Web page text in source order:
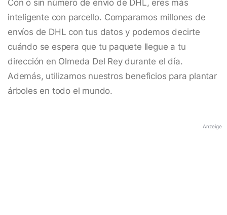
Con o sin número de envío de DHL, eres más
inteligente con parcello. Comparamos millones de
envíos de DHL con tus datos y podemos decirte
cuándo se espera que tu paquete llegue a tu
dirección en Olmeda Del Rey durante el día.
Además, utilizamos nuestros beneficios para plantar
árboles en todo el mundo.
Anzeige